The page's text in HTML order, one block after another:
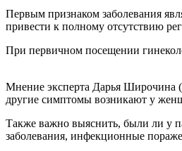
Первым признаком заболевания
привести к полному отсутствию
При первичном посещении
Мнение эксперта Дарья Широчина
другие симптомы возникают у
Также важно выяснить, были ли у
заболевания, инфекционные